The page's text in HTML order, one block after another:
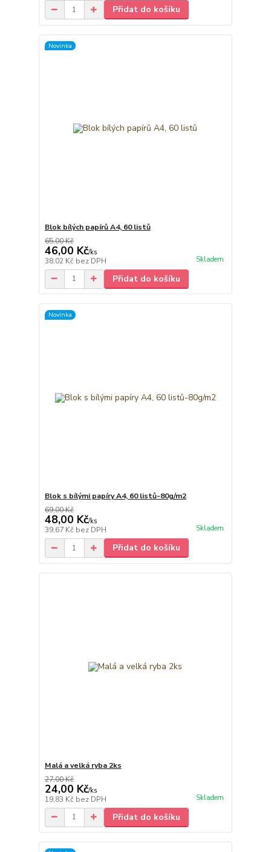
Přidat do košíku
Novinka
Blok bílých papírů A4, 60 listů
65,00 Kč
46,00 Kč/ks
38,02 Kč bez DPH Skladem
Přidat do košíku
Novinka
Blok s bílými papíry A4, 60 listů-80g/m2
69,00 Kč
48,00 Kč/ks
39,67 Kč bez DPH Skladem
Přidat do košíku
Malá a velká ryba 2ks
27,00 Kč
24,00 Kč/ks
19,83 Kč bez DPH Skladem
Přidat do košíku